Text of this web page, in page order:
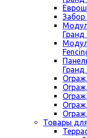
Забор
Гранд
Гранд
Товары